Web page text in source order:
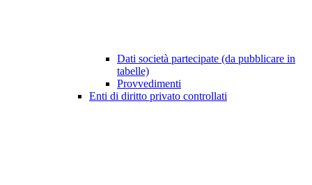
Dati società partecipate (da pubblicare in
tabelle)
Provvedimenti
Enti di diritto privato controllati